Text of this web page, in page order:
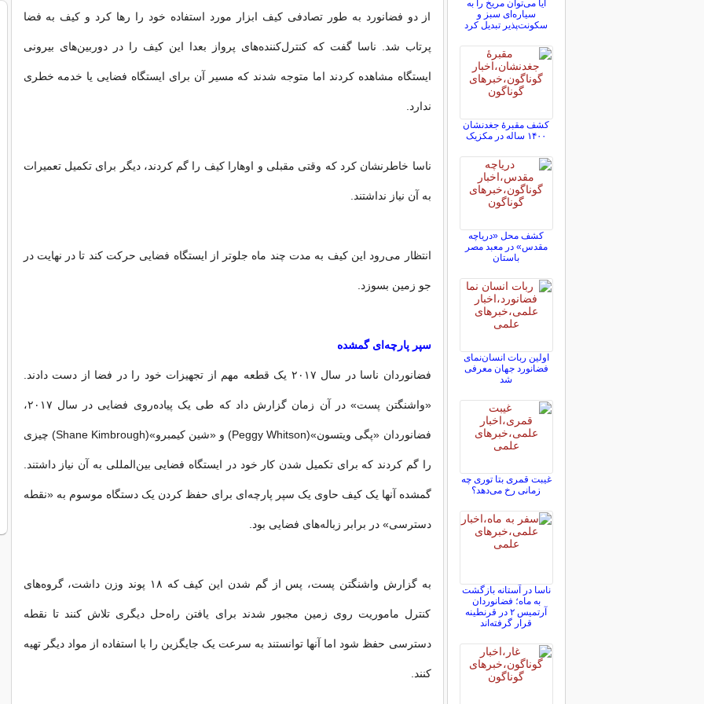
از دو فضانورد به طور تصادفی کیف ابزار مورد استفاده خود را رها کرد و کیف به فضا
پرتاب شد. ناسا گفت که کنترل‌کننده‌های پرواز بعدا این کیف را در دوربین‌های بیرونی
ایستگاه مشاهده کردند اما متوجه شدند که مسیر آن برای ایستگاه فضایی یا خدمه خطری
ندارد.
ناسا خاطرنشان کرد که وقتی مقبلی و اوهارا کیف را گم کردند، دیگر برای تکمیل تعمیرات
به آن نیاز نداشتند.
انتظار می‌رود این کیف به مدت چند ماه جلوتر از ایستگاه فضایی حرکت کند تا در نهایت در
جو زمین بسوزد.
سپر پارچه‌ای گمشده
فضانوردان ناسا در سال ۲۰۱۷ یک قطعه مهم از تجهیزات خود را در فضا از دست دادند.
«واشنگتن پست» در آن زمان گزارش داد که طی یک پیاده‌روی فضایی در سال ۲۰۱۷،
فضانوردان «پگی ویتسون»(Peggy Whitson) و «شین کیمبرو»(Shane Kimbrough) چیزی
را گم کردند که برای تکمیل شدن کار خود در ایستگاه فضایی بین‌المللی به آن نیاز داشتند.
گمشده آنها یک کیف حاوی یک سپر پارچه‌ای برای حفظ کردن یک دستگاه موسوم به «نقطه
دسترسی» در برابر زباله‌های فضایی بود.
به گزارش واشنگتن پست، پس از گم شدن این کیف که ۱۸ پوند وزن داشت، گروه‌های
کنترل ماموریت روی زمین مجبور شدند برای یافتن راه‌حل دیگری تلاش کنند تا نقطه
دسترسی حفظ شود اما آنها توانستند به سرعت یک جایگزین را با استفاده از مواد دیگر تهیه
کنند.
آیا می‌توان مریخ را به
سیاره‌ای سبز و
سکونت‌پذیر تبدیل کرد
کشف مقبرۀ جغدنشان
۱۴۰۰ ساله در مکزیک
کشف محل «دریاچه
مقدس» در معبد مصر
باستان
اولین ربات انسان‌نمای
فضانورد جهان معرفی
شد
غیبت قمری بتا توری چه
زمانی رخ می‌دهد؟
ناسا در آستانه بازگشت
به ماه؛ فضانوردان
آرتمیس ۲ در قرنطینه
قرار گرفته‌اند